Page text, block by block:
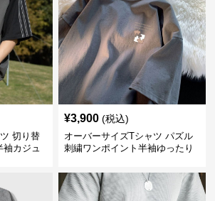
切り替
袖カジュ
¥3,900 (税込)
オーバーサイズTシャツ パズル
刺繍ワンポイント半袖ゆったり